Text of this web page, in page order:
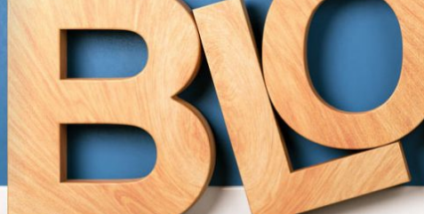
BLOG
und Anregungen von Grit Moschke